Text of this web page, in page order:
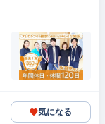
気になる